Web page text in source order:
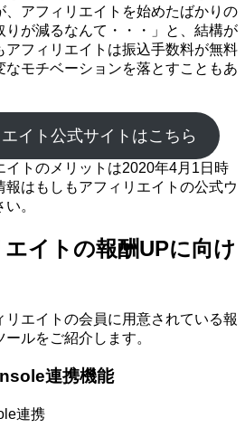
、アフィリエイトを始めたばかりの
りが減るなんて・・・」と、結構が
アフィリエイトは振込手数料が無料
なモチベーションを落とすこともあ
イト公式サイトはこちら
イトのメリットは2020年4月1日時
報はもしもアフィリエイトの公式ウ
。
イトの報酬UPに向け
リエイトの会員に用意されている報
ルをご紹介します。
連携機能